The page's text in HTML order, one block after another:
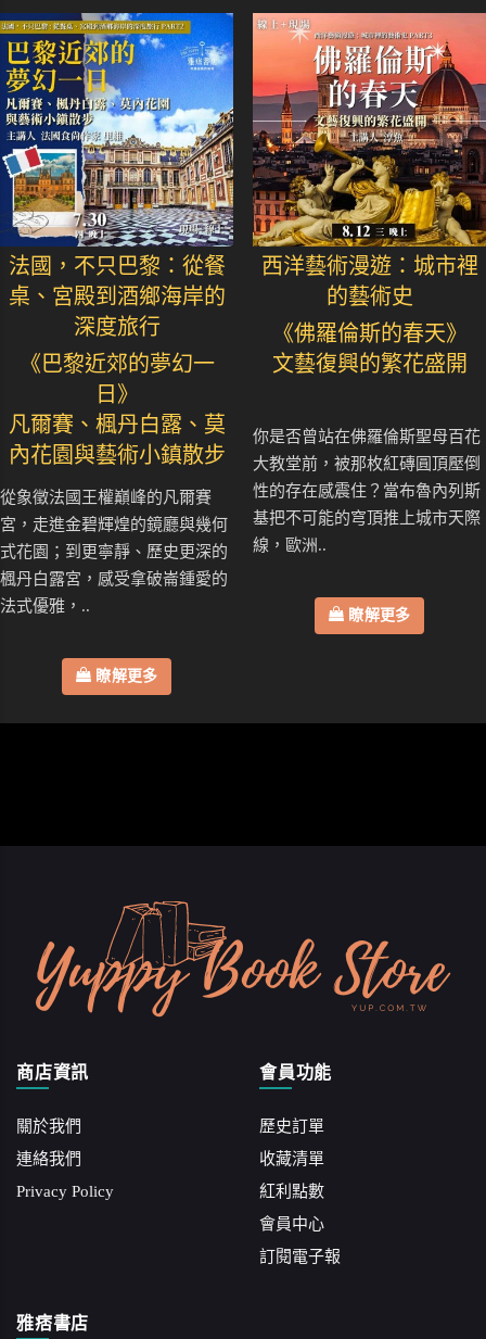
法國，不只巴黎：從餐
桌、宮殿到酒鄉海岸的
深度旅行
《巴黎近郊的夢幻一
日》
凡爾賽、楓丹白露、莫
內花園與藝術小鎮散步
從象徵法國王權巔峰的凡爾賽
宮，走進金碧輝煌的鏡廳與幾何
式花園；到更寧靜、歷史更深的
楓丹白露宮，感受拿破崙鍾愛的
法式優雅，..
瞭解更多
西洋藝術漫遊：城市裡
的藝術史
《佛羅倫斯的春天》
文藝復興的繁花盛開
你是否曾站在佛羅倫斯聖母百花
大教堂前，被那枚紅磚圓頂壓倒
性的存在感震住？當布魯內列斯
基把不可能的穹頂推上城市天際
線，歐洲..
瞭解更多
商店資訊
關於我們
連絡我們
Privacy Policy
會員功能
歷史訂單
收藏清單
紅利點數
會員中心
訂閱電子報
雅痞書店